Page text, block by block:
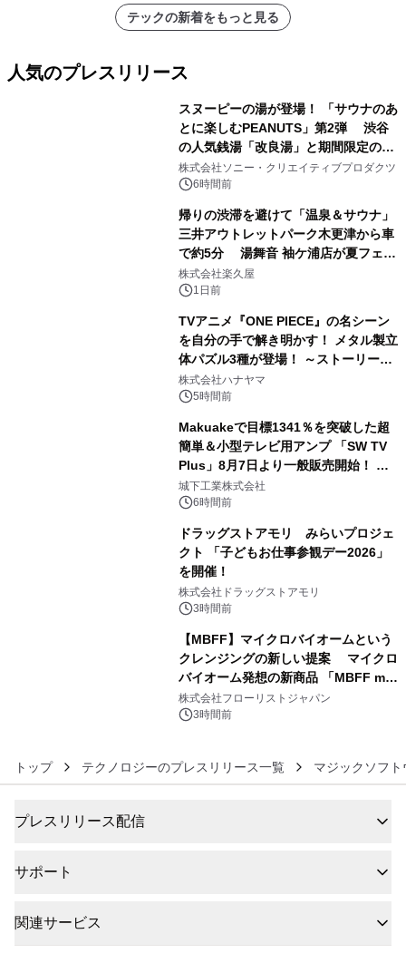
テックの新着をもっと見る
人気のプレスリリース
スヌーピーの湯が登場！ 「サウナのあ
とに楽しむPEANUTS」第2弾 渋谷
の人気銭湯「改良湯」と期間限定のコ
ラボレーション サウナイキタイコラ
ボグッズも発売決定！
株式会社ソニー・クリエイティブプロダクツ
6時間前
帰りの渋滞を避けて「温泉＆サウナ」
三井アウトレットパーク木更津から車
で約5分 湯舞音 袖ケ浦店が夏フェア
メニューを提供
株式会社楽久屋
1日前
TVアニメ『ONE PIECE』の名シーン
を自分の手で解き明かす！ メタル製立
体パズル3種が登場！ ～ストーリーと
ギミックが融合した 大人の体験型パズ
ルが8月7日(金)12時より先行予約受付
株式会社ハナヤマ
5時間前
Makuakeで目標1341％を突破した超
簡単＆小型テレビ用アンプ 「SW TV
Plus」8月7日より一般販売開始！ ケ
ーブル1本つなぐだけ、テレビの音が
ぐっと豊かに
城下工業株式会社
6時間前
ドラッグストアモリ みらいプロジェ
クト 「子どもお仕事参観デー2026」
を開催！
株式会社ドラッグストアモリ
3時間前
【MBFF】マイクロバイオームという
クレンジングの新しい提案 マイクロ
バイオーム発想の新商品 「MBFF mb
クレンジングPRO」を2026年8月6日
発売
株式会社フローリストジャパン
3時間前
トップ テクノロジーのプレスリリース一覧 マジックソフ
プレスリリース配信
サポート
関連サービス